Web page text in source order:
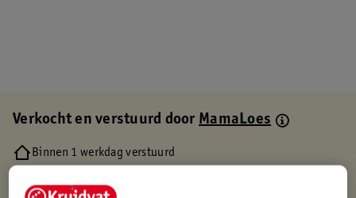
Verkocht en verstuurd doorMamaLoes
Binnen 1 werkdag verstuurd
Gratis retourneren via verkooppartner.